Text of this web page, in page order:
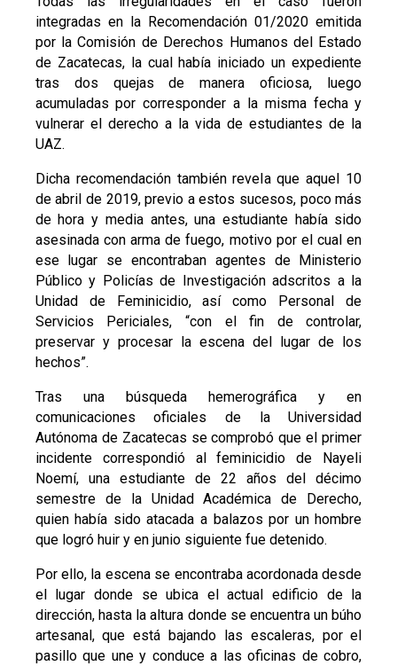
integradas en la Recomendación 01/2020 emitida
por la Comisión de Derechos Humanos del Estado
de Zacatecas, la cual había iniciado un expediente
tras dos quejas de manera oficiosa, luego
acumuladas por corresponder a la misma fecha y
vulnerar el derecho a la vida de estudiantes de la
UAZ.
Dicha recomendación también revela que aquel 10
de abril de 2019, previo a estos sucesos, poco más
de hora y media antes, una estudiante había sido
asesinada con arma de fuego, motivo por el cual en
ese lugar se encontraban agentes de Ministerio
Público y Policías de Investigación adscritos a la
Unidad de Feminicidio, así como Personal de
Servicios Periciales, “con el fin de controlar,
preservar y procesar la escena del lugar de los
hechos”.
Tras una búsqueda hemerográfica y en
comunicaciones oficiales de la Universidad
Autónoma de Zacatecas se comprobó que el primer
incidente correspondió al feminicidio de Nayeli
Noemí, una estudiante de 22 años del décimo
semestre de la Unidad Académica de Derecho,
quien había sido atacada a balazos por un hombre
que logró huir y en junio siguiente fue detenido.
Por ello, la escena se encontraba acordonada desde
el lugar donde se ubica el actual edificio de la
dirección, hasta la altura donde se encuentra un búho
artesanal, que está bajando las escaleras, por el
pasillo que une y conduce a las oficinas de cobro,